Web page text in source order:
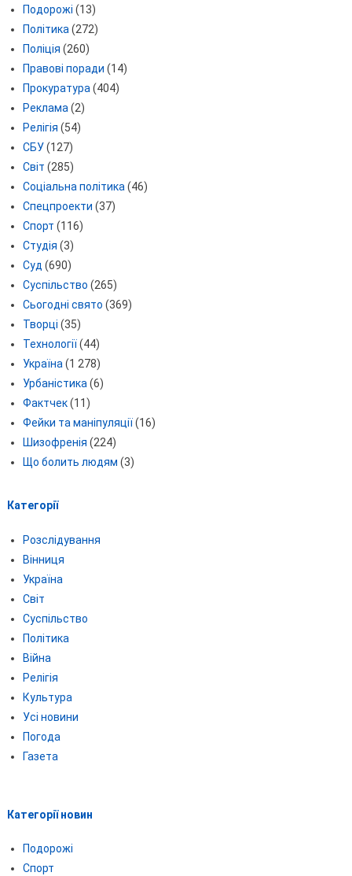
Подорожі (13)
Політика(272)
Поліція (260)
Правові поради (14)
Прокуратура(404)
Реклама(2)
Релігія (54)
СБУ(127)
Світ (285)
Соціальна політика(46)
Спецпроекти (37)
Спорт (116)
Студія (3)
Суд (690)
Суспільство (265)
Сьогодні свято (369)
Творці (35)
Технології(44)
Україна(1 278)
Урбаністика(6)
Фактчек(11)
Фейки та маніпуляції(16)
Шизофренія (224)
Що болить людям (3)
Категорії
Розслідування
Вінниця
Україна
Світ
Суспільство
Політика
Війна
Релігія
Культура
Усі новини
Погода
Газета
Категорії новин
Подорожі
Спорт